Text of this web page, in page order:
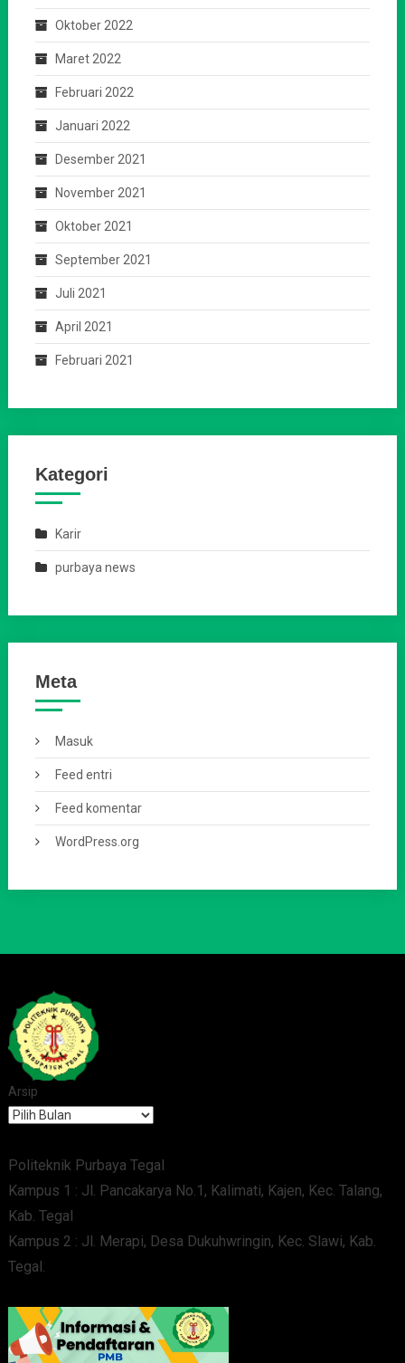
Oktober 2022
Maret 2022
Februari 2022
Januari 2022
Desember 2021
November 2021
Oktober 2021
September 2021
Juli 2021
April 2021
Februari 2021
Kategori
Karir
purbaya news
Meta
Masuk
Feed entri
Feed komentar
WordPress.org
Arsip
Politeknik Purbaya Tegal
Kampus 1 : Jl. Pancakarya No.1, Kalimati, Kajen, Kec. Talang,
Kab. Tegal
Kampus 2 : Jl. Merapi, Desa Dukuhwringin, Kec. Slawi, Kab.
Tegal.